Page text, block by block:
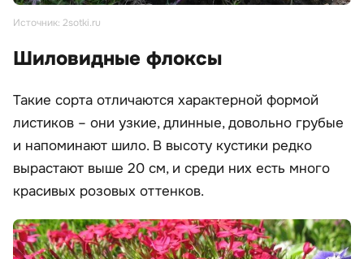
Источник: 2sotki.ru
Шиловидные флоксы
Такие сорта отличаются характерной формой
листиков – они узкие, длинные, довольно грубые
и напоминают шило. В высоту кустики редко
вырастают выше 20 см, и среди них есть много
красивых розовых оттенков.